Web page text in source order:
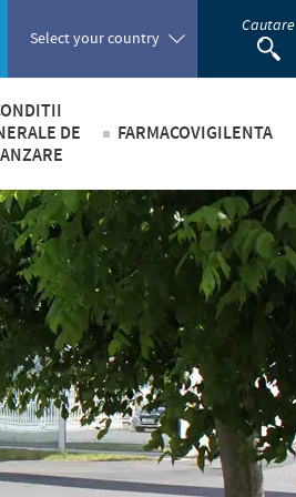
Select your country
Poland
Portugal
Romania
Russia
South Africa
Spain
Cautare
DE
FARMACOVIGILENTA